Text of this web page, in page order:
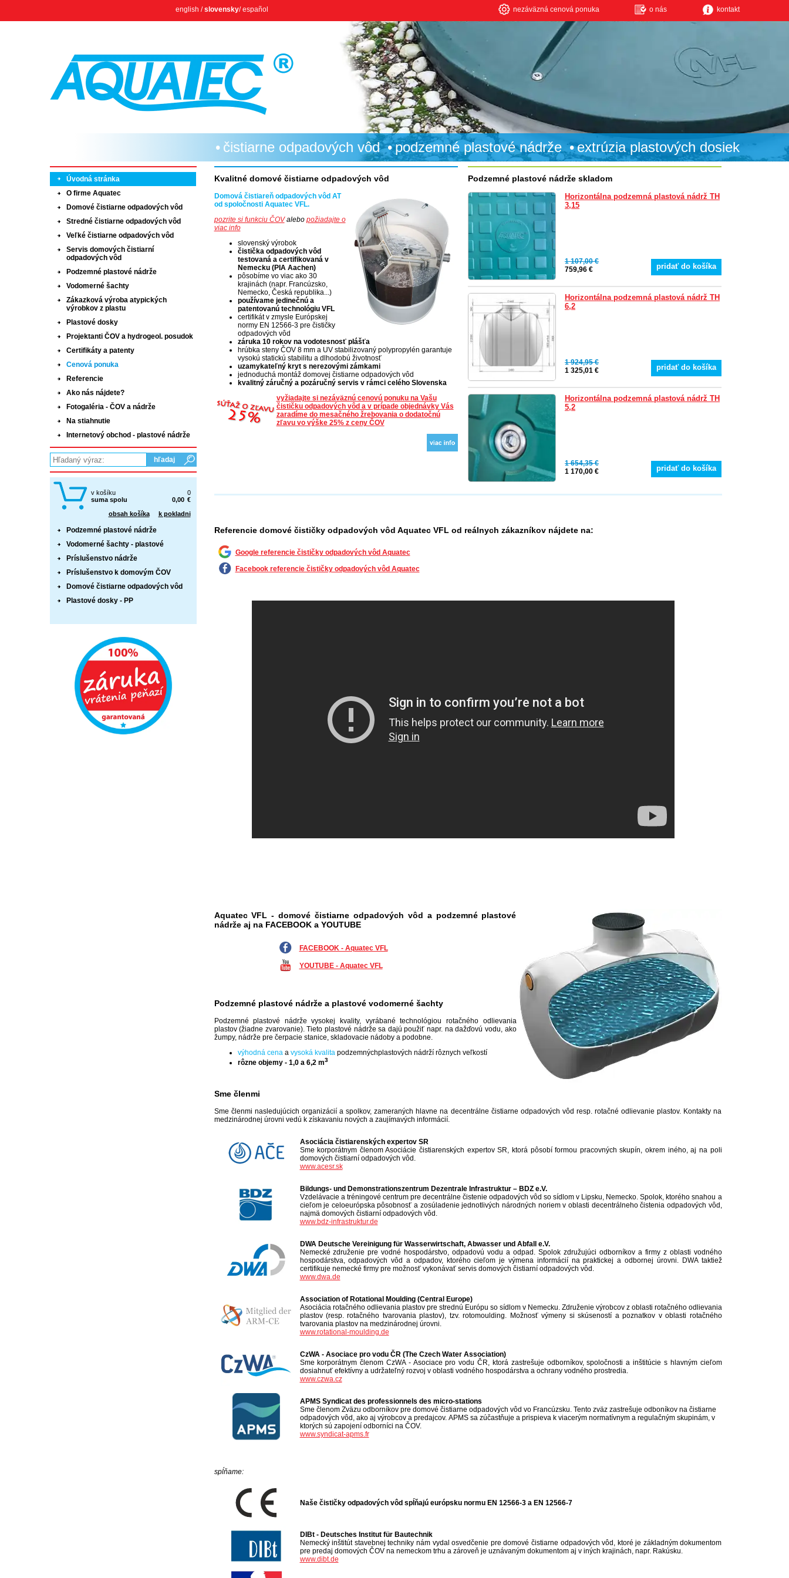
english /slovensky/español nezáväzná cenová ponuka o nás kontakt
čistiarne odpadových vôd podzemné plastové nádrže extrúzia plastových dosiek
Kvalitné domové čistiarne odpadových vôd
Domová čistiareň odpadových vôd AT
od spoločnosti Aquatec VFL.
pozrite si funkciu ČOValebo požiadajte o
viac info
slovenský výrobok
čistička odpadových vôd
testovaná a certifikovaná v
Nemecku (PIA Aachen)
pôsobíme vo viac ako 30
krajinách (napr. Francúzsko,
Nemecko, Česká republika...)
používame jedinečnú a
patentovanú technológiu VFL
certifikát v zmysle Európskej
normy EN 12566-3 pre čističky
odpadových vôd
záruka 10 rokov na vodotesnosť plášťa
hrúbka steny ČOV 8 mm a UV stabilizovaný polypropylén garantuje
vysokú statickú stabilitu a dlhodobú životnosť
uzamykateľný kryt s nerezovými zámkami
jednoduchá montáž domovej čistiarne odpadových vôd
kvalitný záručný a pozáručný servis v rámci celého Slovenska
vyžiadajte si nezáväznú cenovú ponuku na Vašu
čističku odpadových vôd a v prípade objednávky Vás
zaradíme do mesačného žrebovania o dodatočnú
zľavu vo výške 25% z ceny ČOV
Podzemné plastové nádrže skladom
Horizontálna podzemná plastová nádrž TH
3,15
1 107,00 €
759,96 €
pridať do košíka
Horizontálna podzemná plastová nádrž TH
6,2
1 924,95 €
1 325,01 €
pridať do košíka
Horizontálna podzemná plastová nádrž TH
5,2
1 654,35 €
1 170,00 €
pridať do košíka
Referencie domové čističky odpadových vôd Aquatec VFL od reálnych zákazníkov nájdete na:
Google referencie čističky odpadových vôd Aquatec
Facebook referencie čističky odpadových vôd Aquatec
Aquatec VFL - domové čistiarne odpadových vôd a podzemné plastové
nádrže aj na FACEBOOK a YOUTUBE
FACEBOOK - Aquatec VFL
YOUTUBE - Aquatec VFL
Podzemné plastové nádrže a plastové vodomerné šachty
Podzemné plastové nádrže vysokej kvality, vyrábané technológiou rotačného odlievania
plastov (žiadne zvarovanie). Tieto plastové nádrže sa dajú použiť napr. na dažďovú vodu, ako
žumpy, nádrže pre čerpacie stanice, skladovacie nádoby a podobne.
výhodná cena a vysoká kvalita podzemnýchplastových nádrží rôznych veľkostí
rôzne objemy - 1,0 a 6,2 m3
Sme členmi
Sme členmi nasledujúcich organizácií a spolkov, zameraných hlavne na decentrálne čistiarne odpadových vôd resp. rotačné odlievanie plastov. Kontakty na
medzinárodnej úrovni vedú k získavaniu nových a zaujímavých informácií.
Asociácia čistiarenských expertov SR
Sme korporátnym členom Asociácie čistiarenských expertov SR, ktorá pôsobí formou pracovných skupín, okrem iného, aj na poli
domových čistiarní odpadových vôd.
www.acesr.sk
Bildungs- und Demonstrationszentrum Dezentrale Infrastruktur – BDZ e.V.
Vzdelávacie a tréningové centrum pre decentrálne čistenie odpadových vôd so sídlom v Lipsku, Nemecko. Spolok, ktorého snahou a
cieľom je celoeurópska pôsobnosť a zosúladenie jednotlivých národných noriem v oblasti decentrálneho čistenia odpadových vôd,
najmä domových čistiarní odpadových vôd.
www.bdz-infrastruktur.de
DWA Deutsche Vereinigung für Wasserwirtschaft, Abwasser und Abfall e.V.
Nemecké združenie pre vodné hospodárstvo, odpadovú vodu a odpad. Spolok združujúci odborníkov a firmy z oblasti vodného
hospodárstva, odpadových vôd a odpadov, ktorého cieľom je výmena informácií na praktickej a odbornej úrovni. DWA taktiež
certifikuje nemecké firmy pre možnosť vykonávať servis domových čistiarní odpadových vôd.
www.dwa.de
Association of Rotational Moulding (Central Europe)
Asociácia rotačného odlievania plastov pre strednú Európu so sídlom v Nemecku. Združenie výrobcov z oblasti rotačného odlievania
plastov (resp. rotačného tvarovania plastov), tzv. rotomoulding. Možnosť výmeny si skúseností a poznatkov v oblasti rotačného
tvarovania plastov na medzinárodnej úrovni.
www.rotational-moulding.de
CzWA - Asociace pro vodu ČR (The Czech Water Association)
Sme korporátnym členom CzWA - Asociace pro vodu ČR, ktorá zastrešuje odborníkov, spoločnosti a inštitúcie s hlavným cieľom
dosiahnuť efektívny a udržateľný rozvoj v oblasti vodného hospodárstva a ochrany vodného prostredia.
www.czwa.cz
APMS Syndicat des professionnels des micro-stations
Sme členom Zväzu odborníkov pre domové čistiarne odpadových vôd vo Francúzsku. Tento zväz zastrešuje odboníkov na čistiarne
odpadových vôd, ako aj výrobcov a predajcov. APMS sa zúčastňuje a prispieva k viacerým normatívnym a regulačným skupinám, v
ktorých sú zapojení odborníci na ČOV.
www.syndicat-apms.fr
spĺňame:
Naše čističky odpadových vôd spĺňajú európsku normu EN 12566-3 a EN 12566-7
DIBt - Deutsches Institut für Bautechnik
Nemecký inštitút stavebnej techniky nám vydal osvedčenie pre domové čistiarne odpadových vôd, ktoré je základným dokumentom
pre predaj domových ČOV na nemeckom trhu a zároveň je uznávaným dokumentom aj v iných krajinách, napr. Rakúsku.
www.dibt.de
Úvodná stránka
O firme Aquatec
Domové čistiarne odpadových vôd
Stredné čistiarne odpadových vôd
Veľké čistiarne odpadových vôd
Servis domových čistiarní
odpadových vôd
Podzemné plastové nádrže
Vodomerné šachty
Zákazková výroba atypických
výrobkov z plastu
Plastové dosky
Projektanti ČOV a hydrogeol. posudok
Certifikáty a patenty
Cenová ponuka
Referencie
Ako nás nájdete?
Fotogaléria - ČOV a nádrže
Na stiahnutie
Internetový obchod - plastové nádrže
v košíku
0
suma spolu
€
0,00
obsah košíka
k pokladni
Podzemné plastové nádrže
Vodomerné šachty - plastové
Príslušenstvo nádrže
Príslušenstvo k domovým ČOV
Domové čistiarne odpadových vôd
Plastové dosky - PP